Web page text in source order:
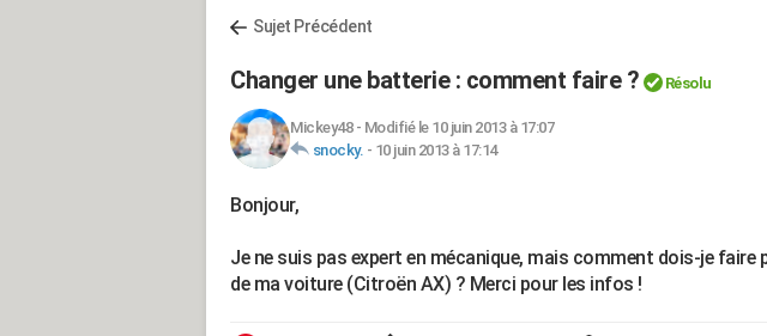
Sujet Précédent
Changer une batterie : comment faire ? Résolu
Mickey48- Modifié le 10 juin 2013 à 17:07
snocky. - 10 juin 2013 à 17:14
Bonjour,
Je ne suis pas expert en mécanique, mais comment dois-je faire
de ma voiture (Citroën AX) ? Merci pour les infos !